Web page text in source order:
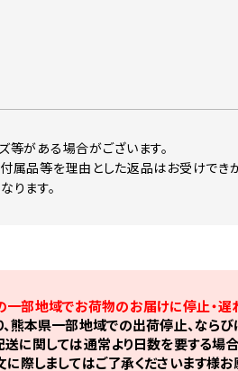
等がある場合がございます。
属品等を理由とした返品はお受けできか
ります。
一部地域でお荷物のお届けに停止・遅
熊本県一部地域での出荷停止、なら
送に関しては通常より日数を要する場合
に際しましてはご了承くださいます様お